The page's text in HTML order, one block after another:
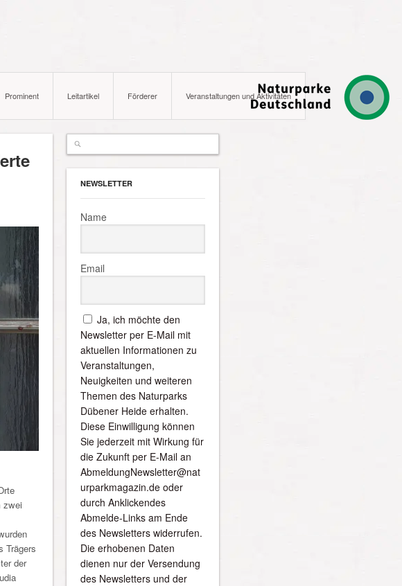
Prominent Leitartikel Förderer Veranstaltungen und Aktivitäten
zwei
Trägers
der
NEWSLETTER
Name
Email
Ja, ich möchte den
Newsletter per E-Mail mit
aktuellen Informationen zu
Veranstaltungen,
Neuigkeiten und weiteren
Themen des Naturparks
Dübener Heide erhalten.
Diese Einwilligung können
Sie jederzeit mit Wirkung für
die Zukunft per E-Mail an
AbmeldungNewsletter@nat
urparkmagazin.de oder
durch Anklickendes
Abmelde-Links am Ende
des Newsletters widerrufen.
Die erhobenen Daten
dienen nur der Versendung
des Newsletters und der